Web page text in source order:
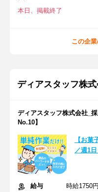
本日、掲載終了
この企
ディアスタッフ株
ディアスタッフ株式会社_
No.10】
【お菓
／週1
給与
時給1750